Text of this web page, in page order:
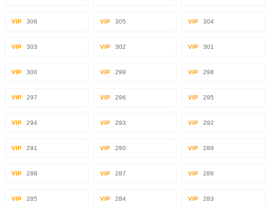
VIP 306 VIP 305 VIP 304
VIP 303 VIP 302 VIP 301
VIP 300 VIP 299 VIP 298
VIP 297 VIP 296 VIP 295
VIP 294 VIP 293 VIP 292
VIP 291 VIP 290 VIP 289
VIP 288 VIP 287 VIP 286
VIP 285 VIP 284 VIP 283